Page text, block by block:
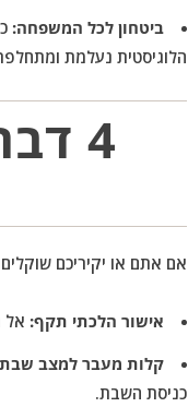
ביטחון לכל המשפחה:
הלוגיסטית נעלמת
4
אם אתם או יקיריכם
אישור הלכתי תקף: אל
קלות מעבר למצב
כניסת השבת.